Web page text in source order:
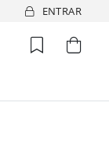
ENTRAR